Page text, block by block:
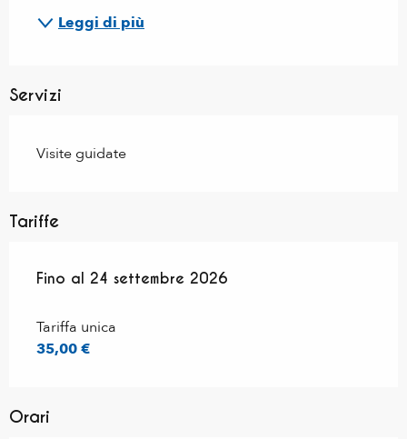
Leggi di più
Servizi
Visite guidate
Tariffe
Dal15 maggio 2025al24 settembre 2026
Fino al 24 settembre 2026
Tariffa unica
35,00 €
Orari